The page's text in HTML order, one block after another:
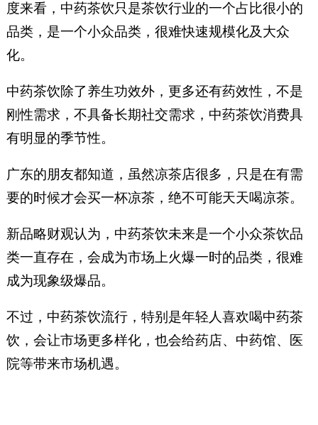
度来看，中药茶饮只是茶饮行业的一个占比很小的
品类，是一个小众品类，很难快速规模化及大众
化。
中药茶饮除了养生功效外，更多还有药效性，不是
刚性需求，不具备长期社交需求，中药茶饮消费具
有明显的季节性。
广东的朋友都知道，虽然凉茶店很多，只是在有需
要的时候才会买一杯凉茶，绝不可能天天喝凉茶。
新品略财观认为，中药茶饮未来是一个小众茶饮品
类一直存在，会成为市场上火爆一时的品类，很难
成为现象级爆品。
不过，中药茶饮流行，特别是年轻人喜欢喝中药茶
饮，会让市场更多样化，也会给药店、中药馆、医
院等带来市场机遇。